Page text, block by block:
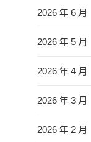
2026 年 6 月
2026 年 5 月
2026 年 4 月
2026 年 3 月
2026 年 2 月